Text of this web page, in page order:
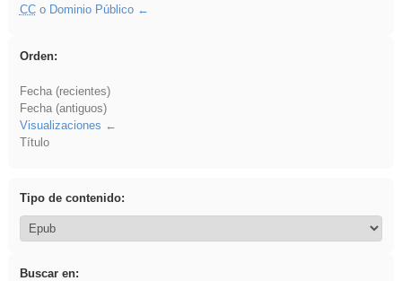
CCo Dominio Público
Orden:
Fecha (recientes)
Fecha (antiguos)
Visualizaciones
Título
Tipo de contenido:
Buscar en: